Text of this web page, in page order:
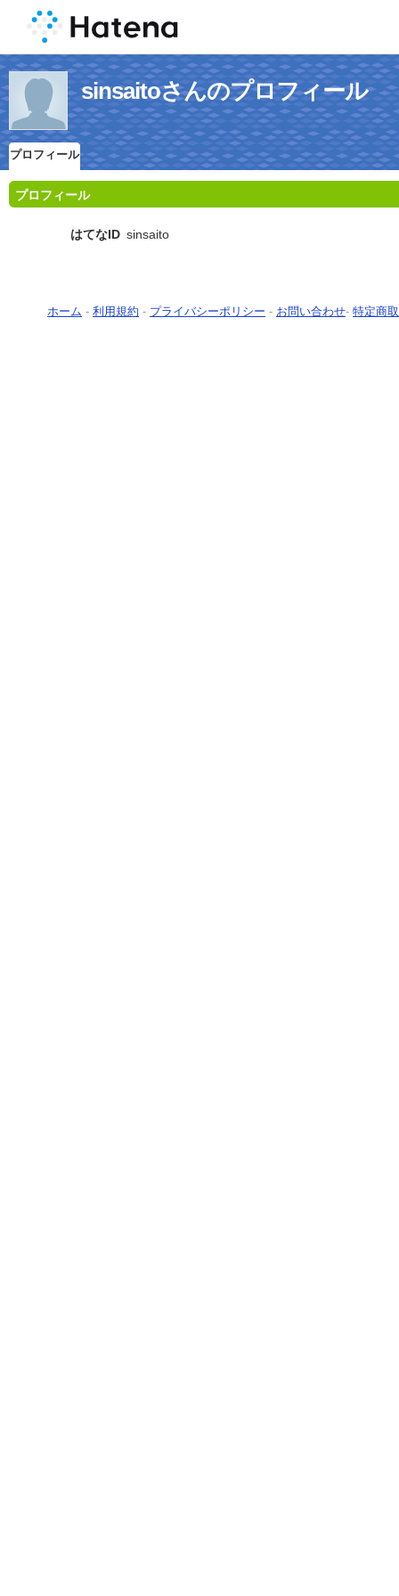
sinsaitoさんのプロフィール
プロフィール
プロフィール
はてなID sinsaito
ホーム - 利用規約 - プライバシーポリシー - お問い合わせ- 特定商